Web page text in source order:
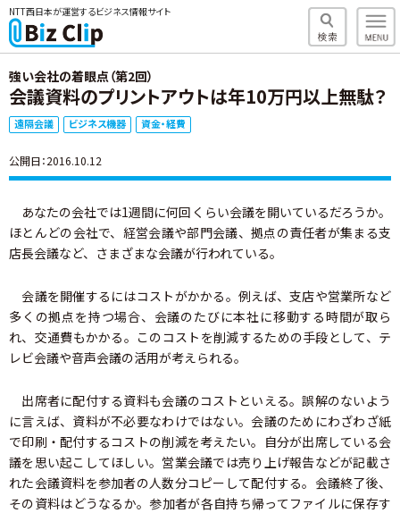
NTT西日本が運営するビジネス情報サイト
強い会社の着眼点（第2回）
会議資料のプリントアウトは年10万円以上無駄？
遠隔会議 ビジネス機器 資金・経費
公開日：2016.10.12
あなたの会社では1週間に何回くらい会議を開いているだろうか。
ほとんどの会社で、経営会議や部門会議、拠点の責任者が集まる支
店長会議など、さまざまな会議が行われている。
会議を開催するにはコストがかかる。例えば、支店や営業所など
多くの拠点を持つ場合、会議のたびに本社に移動する時間が取ら
れ、交通費もかかる。このコストを削減するための手段として、テ
レビ会議や音声会議の活用が考えられる。
出席者に配付する資料も会議のコストといえる。誤解のないよう
に言えば、資料が不必要なわけではない。会議のためにわざわざ紙
で印刷・配付するコストの削減を考えたい。自分が出席している会
議を思い起こしてほしい。営業会議では売り上げ報告などが記載さ
れた会議資料を参加者の人数分コピーして配付する。会議終了後、
その資料はどうなるか。参加者が各自持ち帰ってファイルに保存す